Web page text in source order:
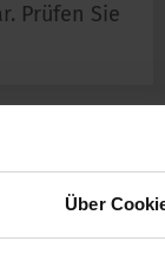
Über
Prüfen Sie